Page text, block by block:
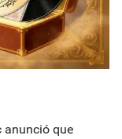
anunció que